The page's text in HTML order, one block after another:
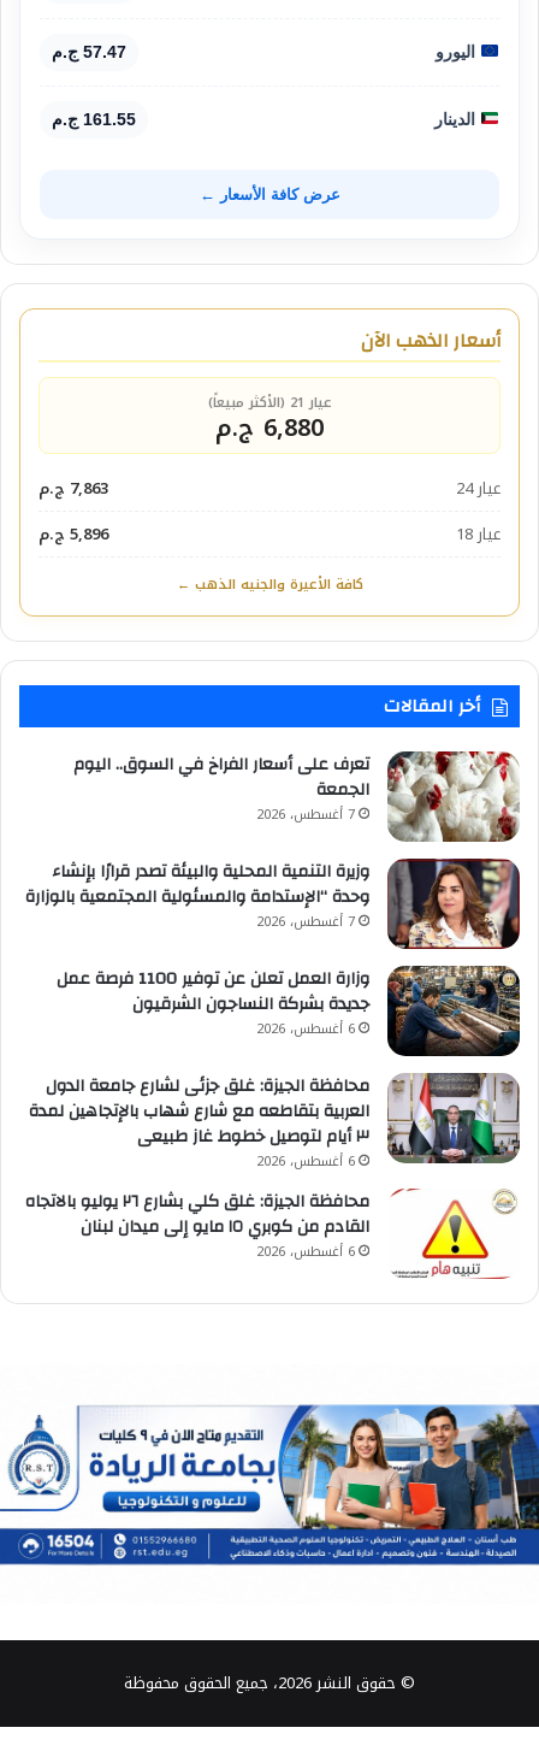
اليورو 57.47 ج.م
الدينار 161.55 ج.م
عرض كافة الأسعار ←
أسعار الذهب الآن
عيار 21 (الأكثر مبيعاً)
6,880 ج.م
عيار 24
7,863 ج.م
عيار 18
5,896 ج.م
كافة الأعيرة والجنيه الذهب ←
أخر المقالات
تعرف على أسعار الفراخ في السوق.. اليوم
الجمعة
7 أغسطس، 2026
وزيرة التنمية المحلية والبيئة تصدر قرارًا بإنشاء
وحدة “الإستدامة والمسئولية المجتمعية بالوزارة
7 أغسطس، 2026
وزارة العمل تعلن عن توفير 1100 فرصة عمل
جديدة بشركة النساجون الشرقيون
6 أغسطس، 2026
محافظة الجيزة: غلق جزئى لشارع جامعة الدول
العربية بتقاطعه مع شارع شهاب بالإتجاهين لمدة
٣ أيام لتوصيل خطوط غاز طبيعى
6 أغسطس، 2026
محافظة الجيزة: غلق كلي بشارع ٢٦ يوليو بالاتجاه
القادم من كوبري ١٥ مايو إلى ميدان لبنان
6 أغسطس، 2026
© حقوق النشر 2026، جميع الحقوق محفوظة